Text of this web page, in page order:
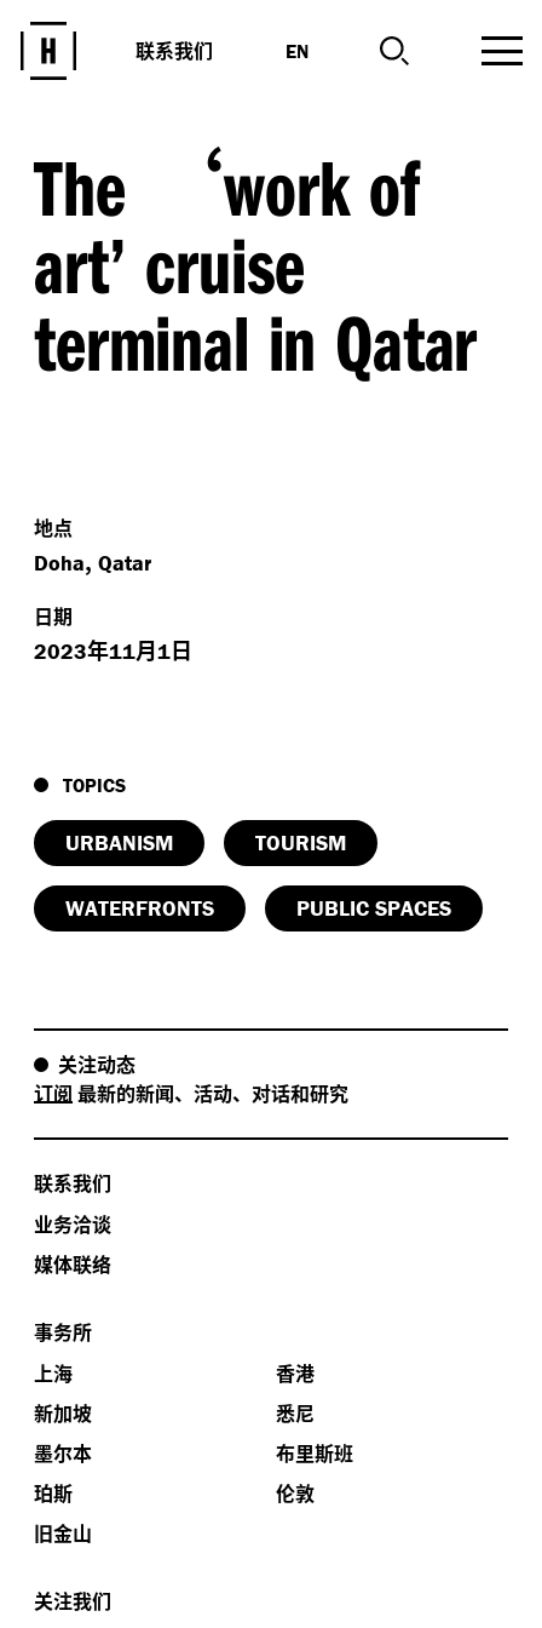
联系我们 EN
The ‘work of
art’ cruise
terminal in Qatar
地点
Doha, Qatar
日期
2023年11月1日
TOPICS
URBANISM TOURISM
WATERFRONTS PUBLIC SPACES
关注动态
订阅 最新的新闻、活动、对话和研究
联系我们
业务洽谈
媒体联络
事务所
上海
香港
新加坡
悉尼
墨尔本
布里斯班
珀斯
伦敦
旧金山
关注我们